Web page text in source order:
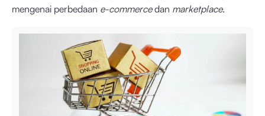
mengenai perbedaan e-commercedan marketplace.